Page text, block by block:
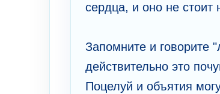
сердца, и оно не стоит
Запомните и
действительно это
Поцелуй и объятия